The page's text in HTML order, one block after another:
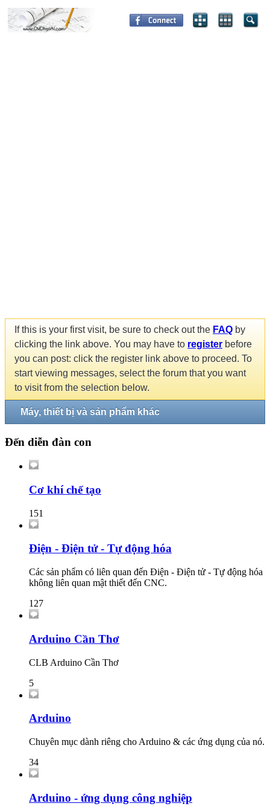
If this is your first visit, be sure to check out the FAQ by
clicking the link above. You may have to register before
you can post: click the register link above to proceed. To
start viewing messages, select the forum that you want
to visit from the selection below.
Máy, thiết bị và sản phẩm khác
Đến diễn đàn con
Cơ khí chế tạo
151
Điện - Điện tử - Tự động hóa
Các sản phẩm có liên quan đến Điện - Điện tử - Tự động hóa
không liên quan mật thiết đến CNC.
127
Arduino Cần Thơ
CLB Arduino Cần Thơ
5
Arduino
Chuyên mục dành riêng cho Arduino & các ứng dụng của nó.
34
Arduino - ứng dụng công nghiệp